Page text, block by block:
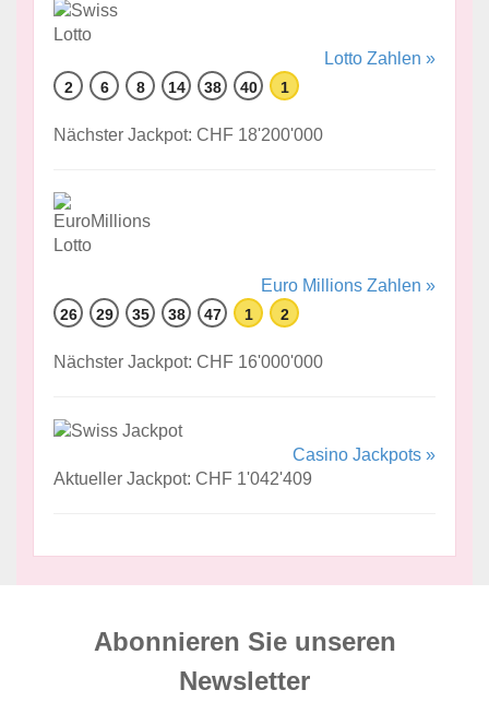
Lotto Zahlen »
2 6 8 14 38 40 1
Nächster Jackpot: CHF 18'200'000
Euro Millions Zahlen »
26 29 35 38 47 1 2
Nächster Jackpot: CHF 16'000'000
Casino Jackpots »
Aktueller Jackpot: CHF 1'042'409
Abonnieren Sie unseren
News­letter